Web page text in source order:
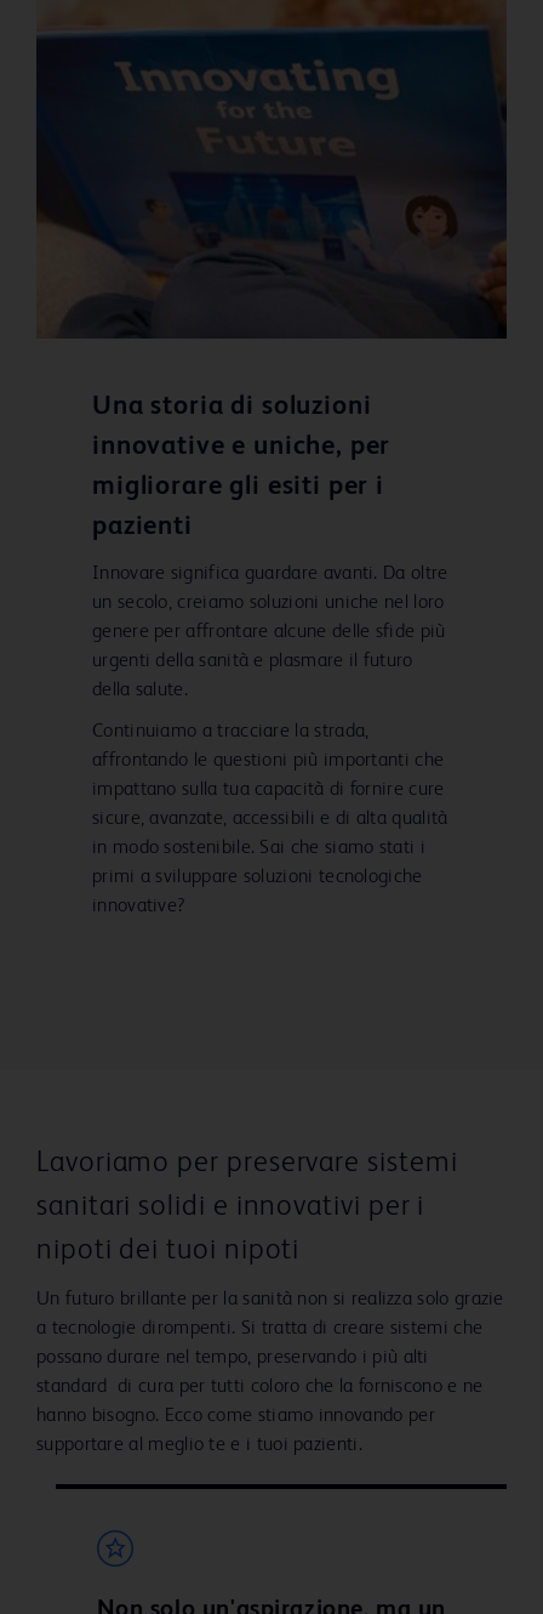
Una storia di soluzioni
innovative e uniche, per
migliorare gli esiti per i
pazienti
Innovare significa guardare avanti. Da oltre
un secolo, creiamo soluzioni uniche nel loro
genere per affrontare alcune delle sfide più
urgenti della sanità e plasmare il futuro
della salute.
Continuiamo a tracciare la strada,
affrontando le questioni più importanti che
impattano sulla tua capacità di fornire cure
sicure, avanzate, accessibili e di alta qualità
in modo sostenibile. Sai che siamo stati i
primi a sviluppare soluzioni tecnologiche
innovative?
Lavoriamo per preservare sistemi
sanitari solidi e innovativi per i
nipoti dei tuoi nipoti
Un futuro brillante per la sanità non si realizza solo grazie
a tecnologie dirompenti. Si tratta di creare sistemi che
possano durare nel tempo, preservando i più alti
standard di cura per tutti coloro che la forniscono e ne
hanno bisogno. Ecco come stiamo innovando per
supportare al meglio te e i tuoi pazienti.